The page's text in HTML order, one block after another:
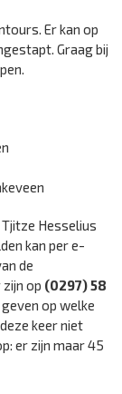
Er kan op
Graag bij
Hesselius
kan per e-
de
op (0297) 58
op welke
keer niet
er zijn maar 45